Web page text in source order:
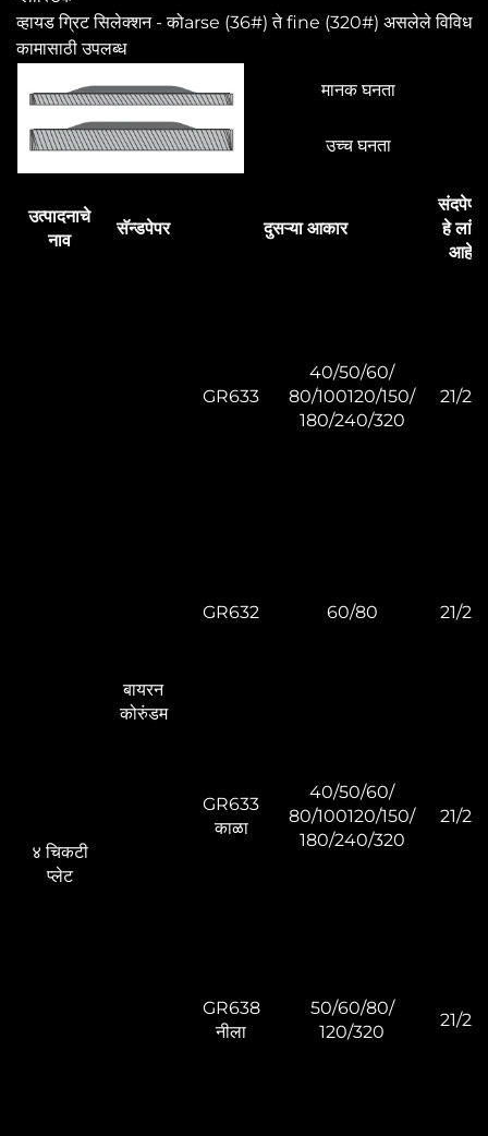
व्हायड ग्रिट सिलेक्शन - कोarse (36#) ते fine (320#) असलेले विविध
कामासाठी उपलब्ध
मानक घनता
उच्च घनता
उत्पादनाचे
नाव
सॅन्डपेपर दुसऱ्या आकार
संदपेपर
हे लांब
आहे
४ चिकटी
प्लेट
बायरन
कोरुंडम
GR633
40/50/60/
80/100120/150/
180/240/320
21/22
GR632 60/80 21/22
GR633
काळा
40/50/60/
80/100120/150/
180/240/320
21/22
GR638
नीला
50/60/80/
120/320
21/22